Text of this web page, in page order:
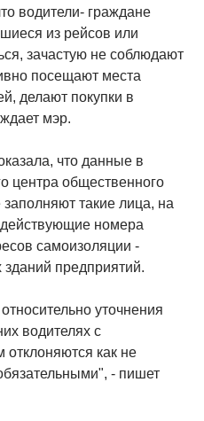
водители- граждане
из рейсов или
зачастую не соблюдают
посещают места
делают покупки в
мэр.
что данные в
центра общественного
такие лица, на
номера
самоизоляции -
предприятий.
уточнения
водителях с
как не
- пишет